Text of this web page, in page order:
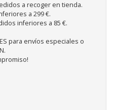
a recoger en tienda.
a 299 €.
inferiores a 85 €.
para envíos especiales o